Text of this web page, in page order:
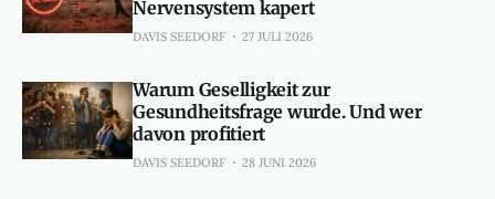
Nervensystem kapert
DAVIS SEEDORF 27 JULI 2026
Warum Geselligkeit zur
Gesundheitsfrage wurde. Und wer
davon profitiert
DAVIS SEEDORF 28 JUNI 2026